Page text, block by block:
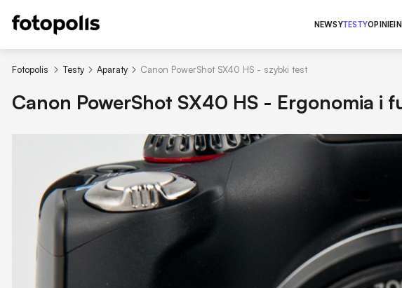
NEWSYTESTYOPINIE
Fotopolis Testy Aparaty Canon PowerShot SX40 HS - szybki test
Canon PowerShot SX40 HS - Ergonomia i